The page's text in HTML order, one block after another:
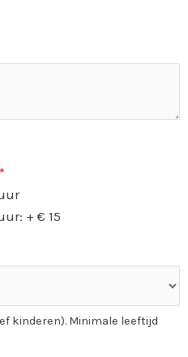
*
+ € 15
kinderen). Minimale leeftijd